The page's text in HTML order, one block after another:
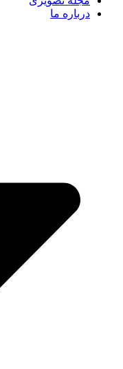
درباره ما